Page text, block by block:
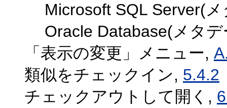
Microsoft SQL Server(
Oracle Database(メタ
「表示の変更」メニュー,
類似をチェックイン, 5.4.2
チェックアウトして開く,